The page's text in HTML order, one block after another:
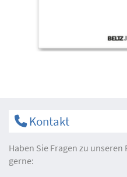
Kontakt
Haben Sie Fragen zu
gerne: